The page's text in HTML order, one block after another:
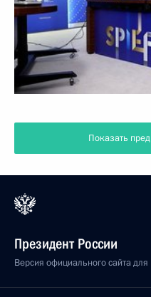
Показать
Президент России
Версия официального сайта